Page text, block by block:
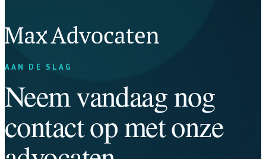
AAN DE SLAG
Neem vandaag nog
contact op met onze